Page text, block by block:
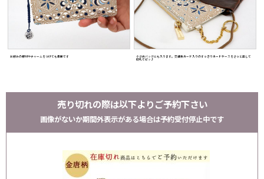
お好みの根付やチャームをつけても素敵です
小さめバッグにも入ります。交通系カード入りのすっきりカードケースをさっと出して
改札でピッ♪
売り切れの際は以下よりご予約下さい
画像がないか期間外表示がある場合は予約受付停止中です